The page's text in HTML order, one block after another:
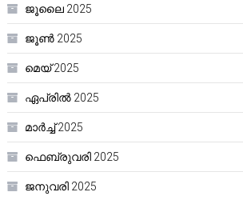
ജൂലൈ 2025
ജൂൺ 2025
മെയ്‌ 2025
ഏപ്രിൽ 2025
മാർച്ച്‌ 2025
ഫെബ്രുവരി 2025
ജനുവരി 2025